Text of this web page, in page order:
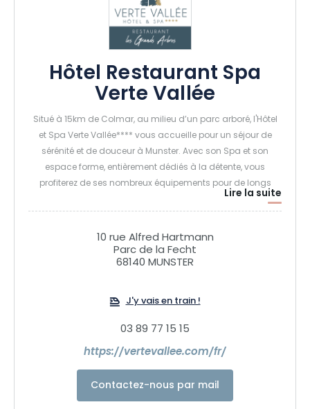
Hôtel Restaurant Spa
Verte Vallée
Situé à 15km de Colmar, au milieu d’un parc arboré, l'Hôtel
et Spa Verte Vallée**** vous accueille pour un séjour de
sérénité et de douceur à Munster. Avec son Spa et son
espace forme, entièrement dédiés à la détente, vous
profiterez de ses nombreux équipements pour de longs
Le restaurant Les Grands Arbres vous invite à déguster des
mets savoureux et vous pourrez y déguster une cuisine de
produits frais et régionaux. En été, vous profitez de notre
nous pouvons accueillir des banquets de 10 à 130
Pour vos réunions et vos séminaires, la Verte Vallée est en
mesure d'accueillir des manifestations jusqu'à 180
participants et propose des prestations personnalisées en
formule journées d'étude ou en séminaire résidentiel.
Lire la suite
10 rue Alfred Hartmann
Parc de la Fecht
68140 MUNSTER
J'y vais en train !
03 89 77 15 15
https://vertevallee.com/fr/
Contactez-nous par mail